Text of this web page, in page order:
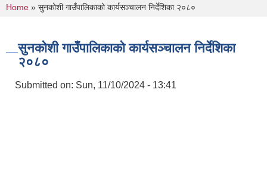
You are here
Home » सुनकोशी गाउँपालिकाको कार्यसञ्चालन निर्देशिका २०८०
सुनकोशी गाउँपालिकाको कार्यसञ्चालन निर्देशिका
२०८०
Submitted on: Sun, 11/10/2024 - 13:41